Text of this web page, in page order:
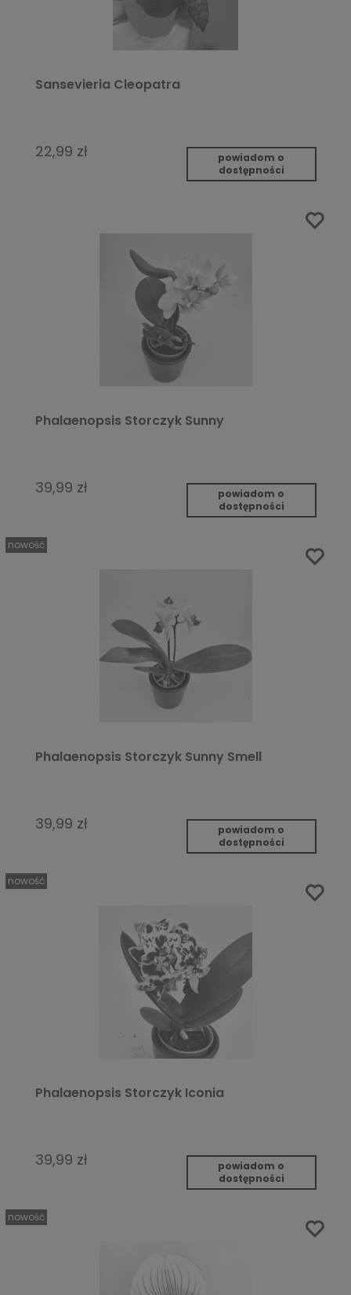
Sansevieria Cleopatra
22,99 zł
powiadom o
dostępności
Phalaenopsis Storczyk Sunny
39,99 zł
powiadom o
dostępności
Phalaenopsis Storczyk Sunny Smell
39,99 zł
powiadom o
dostępności
nowość
Phalaenopsis Storczyk Iconia
39,99 zł
powiadom o
dostępności
nowość
nowość